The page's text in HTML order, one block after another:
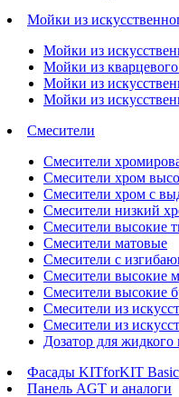
Мойки из
Мойки из
Мойки из
Мойки из
Мойки из
Смесители
Смесители
Смесители хром
Смесители хром с
Смесители низкий
Смесители высокие
Смесители матовые
Смесители с
Смесители высокие
Смесители высокие
Смесители из
Смесители из
Дозатор для жидкого
Фасады KITforKIT Basic
Панель AGT и аналоги